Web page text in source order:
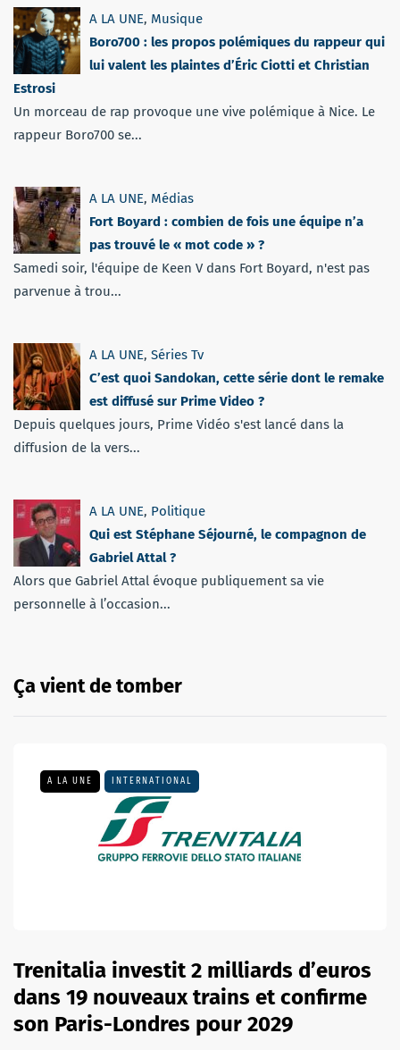
A LA UNE, Musique
Boro700 : les propos polémiques du rappeur qui
lui valent les plaintes d’Éric Ciotti et Christian
Estrosi
Un morceau de rap provoque une vive polémique à Nice. Le
rappeur Boro700 se...
A LA UNE, Médias
Fort Boyard : combien de fois une équipe n’a
pas trouvé le « mot code » ?
Samedi soir, l'équipe de Keen V dans Fort Boyard, n'est pas
parvenue à trou...
A LA UNE, Séries Tv
C’est quoi Sandokan, cette série dont le remake
est diffusé sur Prime Video ?
Depuis quelques jours, Prime Vidéo s'est lancé dans la
diffusion de la vers...
A LA UNE, Politique
Qui est Stéphane Séjourné, le compagnon de
Gabriel Attal ?
Alors que Gabriel Attal évoque publiquement sa vie
personnelle à l’occasion...
Ça vient de tomber
A LA UNE INTERNATIONAL
Trenitalia investit 2 milliards d’euros
dans 19 nouveaux trains et confirme
son Paris-Londres pour 2029